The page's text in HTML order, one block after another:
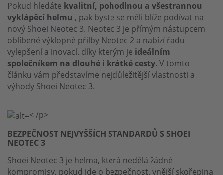
Pokud hledáte kvalitní, pohodlnou a všestrannou
vyklápěcí helmu , pak byste se měli blíže podívat na
nový Shoei Neotec 3. Neotec 3 je přímým nástupcem
oblíbené výklopné přilby Neotec 2 a nabízí řadu
vylepšení a inovací. díky kterým je ideálním
společníkem na dlouhé i krátké cesty. V tomto
článku vám představíme nejdůležitější vlastnosti a
výhody Shoei Neotec 3.
< /p>
BEZPEČNOST NEJVYŠŠÍCH STANDARDŮ S SHOEI
NEOTEC 3
Shoei Neotec 3 je helma, která nedělá žádné
kompromisy, pokud jde o bezpečnost. vnější skořepina